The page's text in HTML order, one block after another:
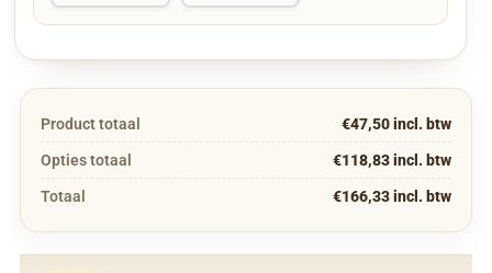
Product totaal €47,50 incl. btw
Opties totaal €118,83 incl. btw
Totaal €166,33 incl. btw